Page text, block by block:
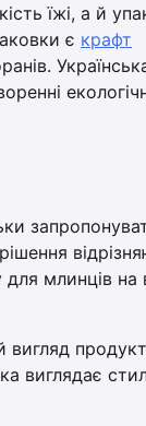
їжі, а й
є крафт
для млинців на
вигляд
виглядає